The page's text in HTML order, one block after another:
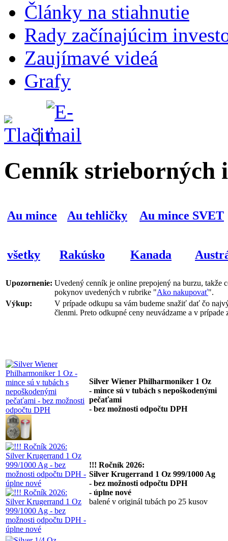
Články na stiahnutie
Rady začínajúcim
Zaujímavé videá
Grafy
|
Cenník strieborných
Au mince Au tehličky Au mince SVET
všetky Rakúsko Kanada
Upozornenie: Uvedený cenník je online prepojený na burzu, takže
pokynov uvedených v rubrike "Ako nakupovať".
Výkup:
V prípade odkupu sa vám budeme snažiť dať čo
členmi. Preto odkupné ceny neuvádzame a v
Silver Wiener Philharmoniker 1 Oz
- mince sú v tubách s nepoškodenými
pečaťami
- bez možnosti odpočtu DPH
!!! Ročník 2026:
Silver Krugerrand 1 Oz 999/1000 Ag
- bez možnosti odpočtu DPH
- úplne nové
balené v originál tubách po 25 kusov